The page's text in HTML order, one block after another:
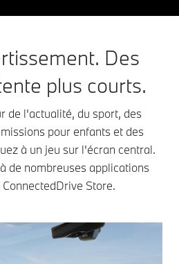
Des
plus courts.
de l'actualité, du sport, des
pour enfants et des
à un jeu sur l'écran central.
de nombreuses applications
Store.